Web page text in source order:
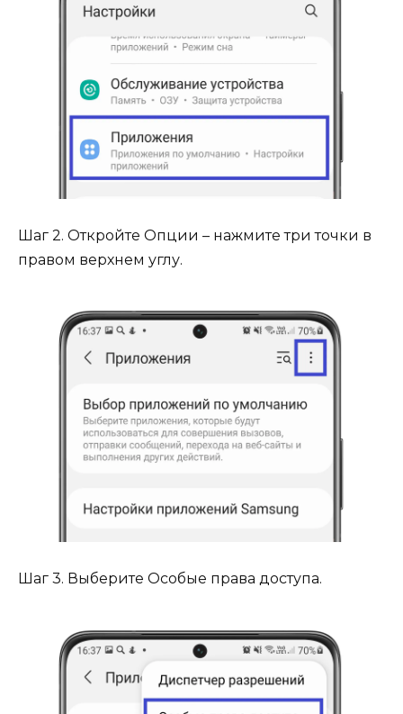
Шаг 2. Откройте Опции – нажмите три точки в
правом верхнем углу.
Шаг 3. Выберите Особые права доступа.